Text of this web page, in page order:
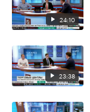
24:10
23:38